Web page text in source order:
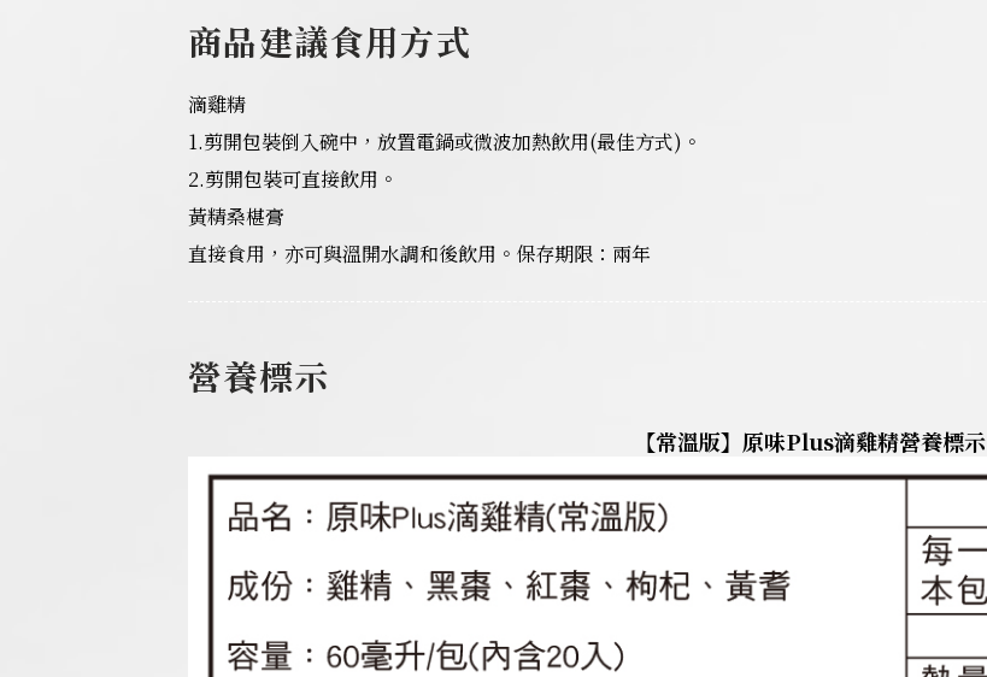
商品建議食用方式
滴雞精
1.剪開包裝倒入碗中，放置電鍋或微波加熱飲用(最佳方式)。
2.剪開包裝可直接飲用。
黃精桑椹膏
直接食用，亦可與溫開水調和後飲用。保存期限：兩年
營養標示
【常溫版】原味Plus滴雞精營養標示